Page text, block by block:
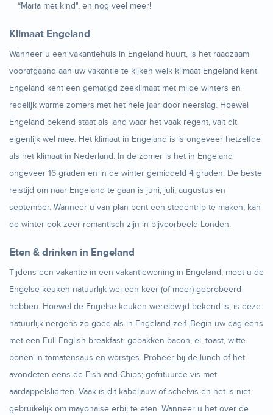
“Maria met kind", en nog veel meer!
Klimaat Engeland
Wanneer u een vakantiehuis in Engeland huurt, is het raadzaam
voorafgaand aan uw vakantie te kijken welk klimaat Engeland kent.
Engeland kent een gematigd zeeklimaat met milde winters en
redelijk warme zomers met het hele jaar door neerslag. Hoewel
Engeland bekend staat als land waar het vaak regent, valt dit
eigenlijk wel mee. Het klimaat in Engeland is is ongeveer hetzelfde
als het klimaat in Nederland. In de zomer is het in Engeland
ongeveer 16 graden en in de winter gemiddeld 4 graden. De beste
reistijd om naar Engeland te gaan is juni, juli, augustus en
september. Wanneer u van plan bent een stedentrip te maken, kan
de winter ook zeer romantisch zijn in bijvoorbeeld Londen.
Eten & drinken in Engeland
Tijdens een vakantie in een vakantiewoning in Engeland, moet u de
Engelse keuken natuurlijk wel een keer (of meer) geprobeerd
hebben. Hoewel de Engelse keuken wereldwijd bekend is, is deze
natuurlijk nergens zo goed als in Engeland zelf. Begin uw dag eens
met een Full English breakfast: gebakken bacon, ei, toast, witte
bonen in tomatensaus en worstjes. Probeer bij de lunch of het
avondeten eens de Fish and Chips; gefrituurde vis met
aardappelslierten. Vaak is dit kabeljauw of schelvis en het is niet
gebruikelijk om mayonaise erbij te eten. Wanneer u het over de